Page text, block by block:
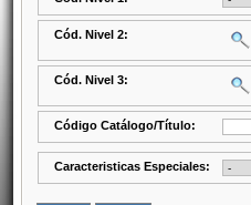
Cód. Nivel 2:
Cód. Nivel 3:
Código Catálogo/Título:
Caracteristicas Especiales: